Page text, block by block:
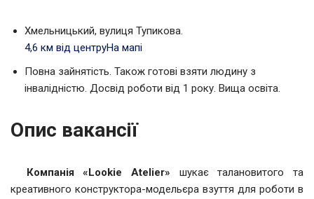
Хмельницький, вулиця Тупикова.
4,6 км від центруНа мапі
Повна зайнятість. Також готові взяти людину з
інвалідністю. Досвід роботи від 1 року. Вища освіта.
Опис вакансії
Компанія «Lookie Atelier» шукає талановитого та
креативного конструктора-модельєра взуття для роботи в